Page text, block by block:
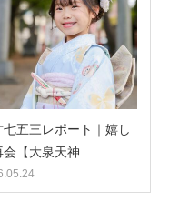
七五三レポート｜嬉し
会【大泉天神…